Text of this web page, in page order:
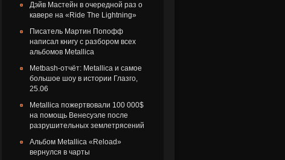
Дэйв Мастейн в очередной раз о
кавере на «Ride The Lightning»
Писатель Мартин Попофф
написал книгу с разбором всех
альбомов Metallica
Metbash-отчёт: Metallica и самое
большое шоу в истории Глазго,
25.06
Metallica пожертвовали 100 000$
на помощь Венесуэле после
разрушительных землетрясений
Альбом Metallica «Reload»
вернулся в чарты